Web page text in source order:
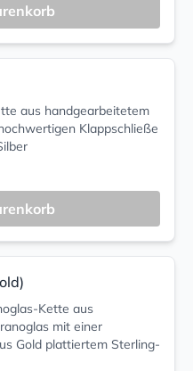
aus handgearbeitetem
Klappschließe
Kette aus
mit einer
Gold plattiertem Sterling-